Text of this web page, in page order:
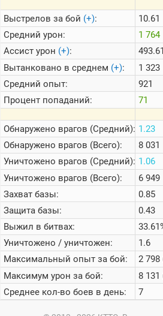
Выстрелов за бой (+):
Средний урон:
Ассист урон (+):
Вытанковано в среднем (+):
Средний опыт:
Процент попаданий:
Обнаружено врагов (Средний):
Обнаружено врагов (Всего):
Уничтожено врагов (Средний):
Уничтожено врагов (Всего):
Захват базы:
Защита базы:
Выжил в битвах:
Уничтожено / уничтожен:
Максимальный опыт за бой:
Максимум урон за бой:
Среднее кол-во боев в день:
10.61
1 764
493.61
1 323
921
71
1.23
8 031
1.06
6 949
0.85
0.43
1.6
2 798
8
7